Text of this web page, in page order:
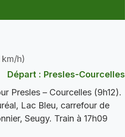
h)
Départ : Presles-Courcelles
Presles – Courcelles (9h12).
Lac Bleu, carrefour de
Seugy. Train à 17h09